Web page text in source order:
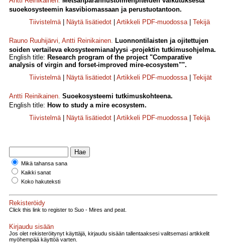
suoekosysteemin kasvibiomassaan ja perustuotantoon.
Tiivistelmä| Näytä lisätiedot Artikkeli PDF-muodossa| Tekijä
Rauno Ruuhijärvi, Antti Reinikainen. Luonnontilaisten ja ojitettujen
soiden vertaileva ekosysteemianalyysi -projektin tutkimusohjelma.
English title: Research program of the project "Comparative
analysis of virgin and forset-improved mire-ecosystem"".
Tiivistelmä| Näytä lisätiedot Artikkeli PDF-muodossa| Tekijät
Antti Reinikainen. Suoekosysteemi tutkimuskohteena.
English title: How to study a mire ecosystem.
Tiivistelmä| Näytä lisätiedot Artikkeli PDF-muodossa| Tekijä
Mikä tahansa sana
Kaikki sanat
Koko hakuteksti
Rekisteröidy
Click this link to register to Suo - Mires and peat.
Kirjaudu sisään
Jos olet rekisteröitynyt käyttäjä, kirjaudu sisään tallentaaksesi valitsemasi artikkelit
myöhempää käyttöä varten.